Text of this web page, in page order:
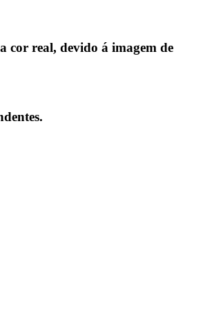
cor real, devido á imagem de